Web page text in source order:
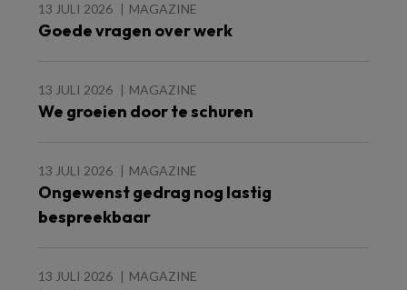
13 JULI 2026 MAGAZINE
Goede vragen over werk
13 JULI 2026 MAGAZINE
We groeien door te schuren
13 JULI 2026 MAGAZINE
Ongewenst gedrag nog lastig
bespreekbaar
13 JULI 2026 MAGAZINE